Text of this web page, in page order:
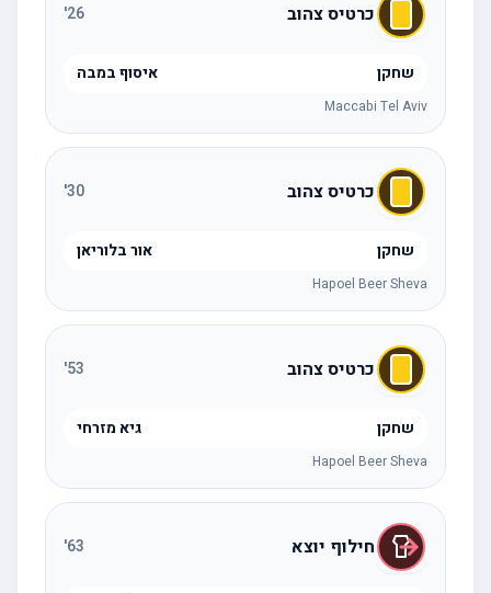
כרטיס צהוב 26
'
שחקן איסוף במבה
Maccabi Tel Aviv
כרטיס צהוב 30
'
שחקן אור בלוריאן
Hapoel Beer Sheva
כרטיס צהוב 53
'
שחקן גיא מזרחי
Hapoel Beer Sheva
חילוף יוצא 63
'